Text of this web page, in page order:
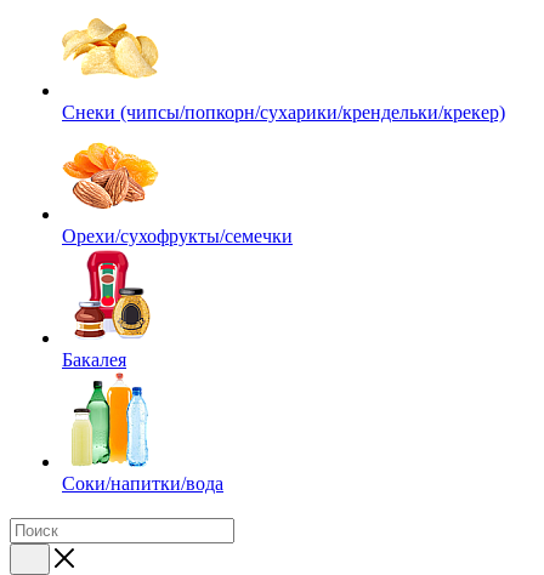
Снеки (чипсы/попкорн/сухарики/крендельки/крекер)
Орехи/сухофрукты/семечки
Бакалея
Соки/напитки/вода